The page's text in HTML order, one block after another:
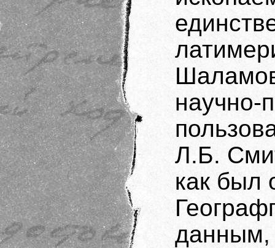
научно-
Л.Б.
как был
данным,